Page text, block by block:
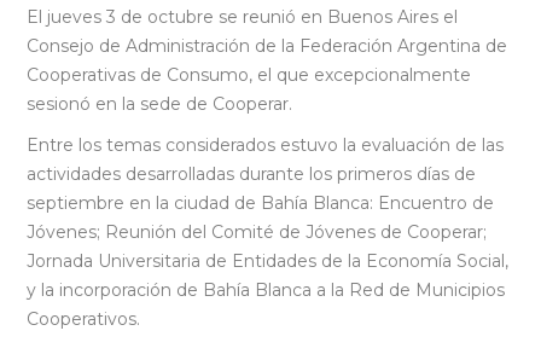
El jueves 3 de octubre se reunió en Buenos Aires el
Consejo de Administración de la Federación Argentina de
Cooperativas de Consumo, el que excepcionalmente
sesionó en la sede de Cooperar.
Entre los temas considerados estuvo la evaluación de las
actividades desarrolladas durante los primeros días de
septiembre en la ciudad de Bahía Blanca: Encuentro de
Jóvenes; Reunión del Comité de Jóvenes de Cooperar;
Jornada Universitaria de Entidades de la Economía Social,
y la incorporación de Bahía Blanca a la Red de Municipios
Cooperativos.